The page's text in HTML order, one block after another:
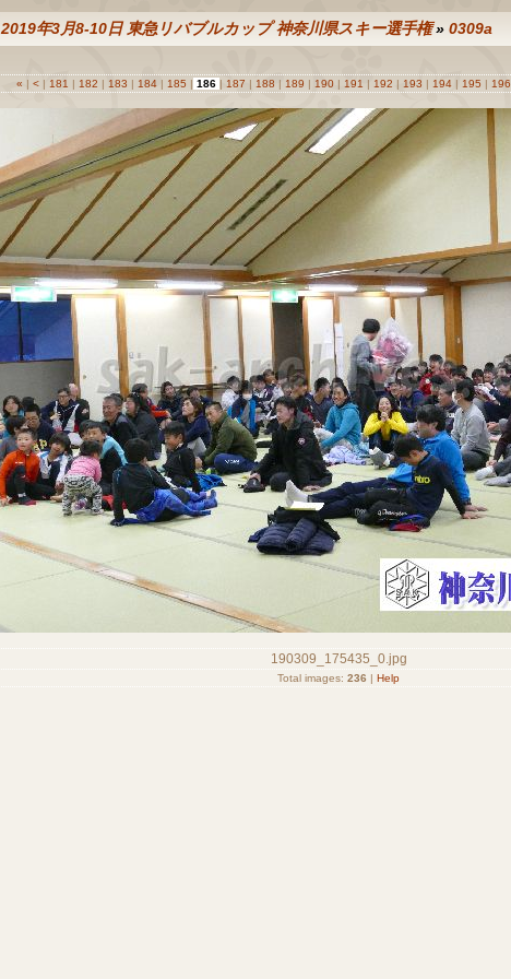
2019年3月8-10日 東急リバブルカップ 神奈川県スキー選手権» 0309a
« | < | 181 | 182 | 183 | 184 | 185 | 186 | 187 | 188 | 189 | 190 | 191 | 192 | 193 | 194 | 195 | 196
190309_175435_0.jpg
Total images: 236 | Help